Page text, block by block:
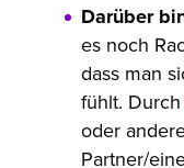
Darüber
es noch
dass man
fühlt. Durch
oder
Partner/